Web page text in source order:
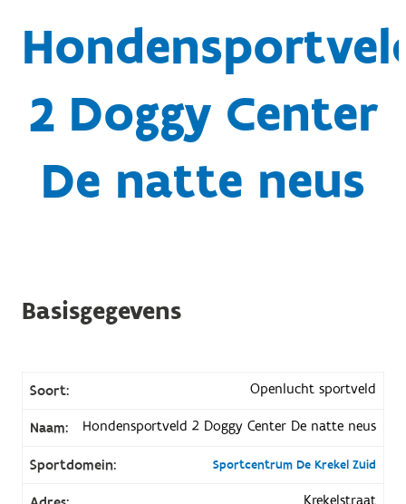
2 Doggy Center
De natte neus
Basisgegevens
Soort: Openlucht sportveld
Naam: Hondensportveld 2 Doggy Center De natte neus
Sportdomein: Sportcentrum De Krekel Zuid
Krekelstraat